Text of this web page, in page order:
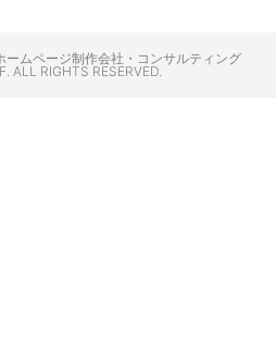
ムページ制作会社・コンサルティング
ALL RIGHTS RESERVED.